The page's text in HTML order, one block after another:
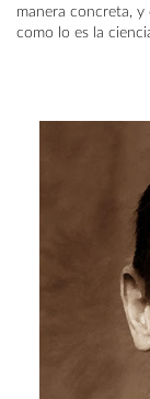
manera concreta,
como lo es la